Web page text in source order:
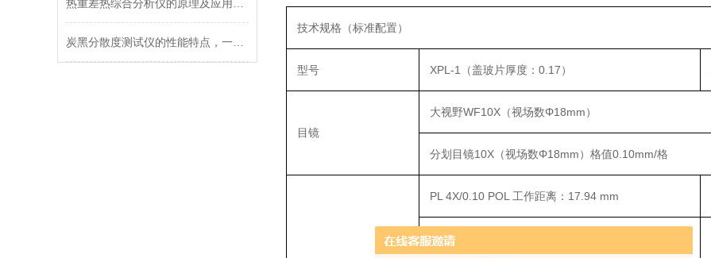
技术规格（标准配置）
型号 XPL-1（盖玻片厚度：0.17）
目镜
大视野WF10X（视场数Φ18mm）
分划目镜10X（视场数Φ18mm）格值0.10mm/格
PL 4X/0.10 POL 工作距离：17.94 mm
PL 10X/0.25 POL 工作距离：8.8 mm